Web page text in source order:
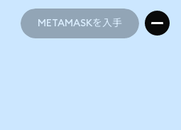
METAMASKを入手